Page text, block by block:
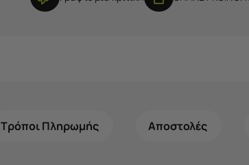
Τρόποι Πληρωμής Αποστολές